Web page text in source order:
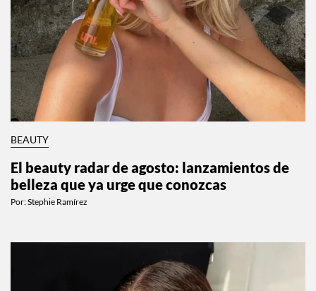
BEAUTY
El beauty radar de agosto: lanzamientos de
belleza que ya urge que conozcas
Por:Stephie Ramírez